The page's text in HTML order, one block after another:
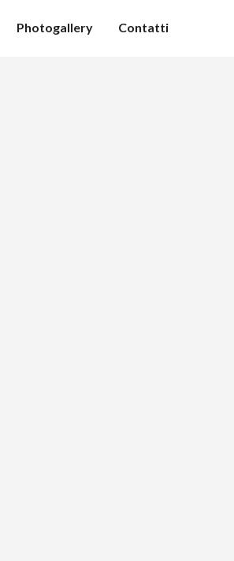
Photogallery Contatti